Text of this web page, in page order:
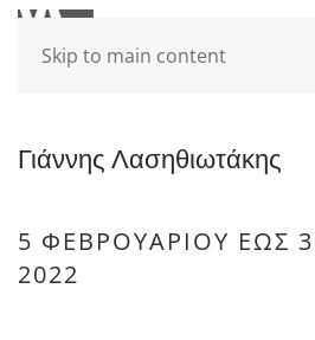
Skip to main content
Γιάννης Λασηθιωτάκης
5 ΦΕΒΡΟΥΑΡΊΟΥ ΈΩΣ
2022